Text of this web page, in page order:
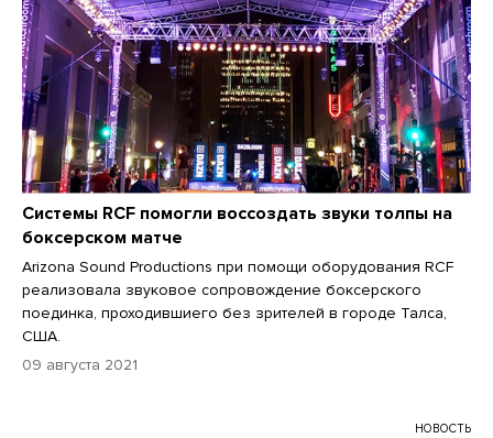
Системы RCF помогли воссоздать звуки толпы на
боксерском матче
Arizona Sound Productions при помощи оборудования RCF
реализовала звуковое сопровождение боксерского
поединка, проходившиего без зрителей в городе Талса,
США.
09 августа 2021
НОВОСТЬ